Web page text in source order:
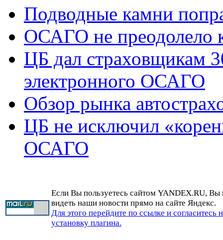
Подводные камни
ОСАГО не преодолело
ЦБ дал страховщикам
электронного ОСАГО
Обзор рынка
ЦБ не исключил
ОСАГО
Если Вы пользуетесь сайтом YANDEX.RU, Вы
видеть наши новости прямо на сайте Яндекс.
Для этого перейдите по ссылке и согласитесь
установку плагина.